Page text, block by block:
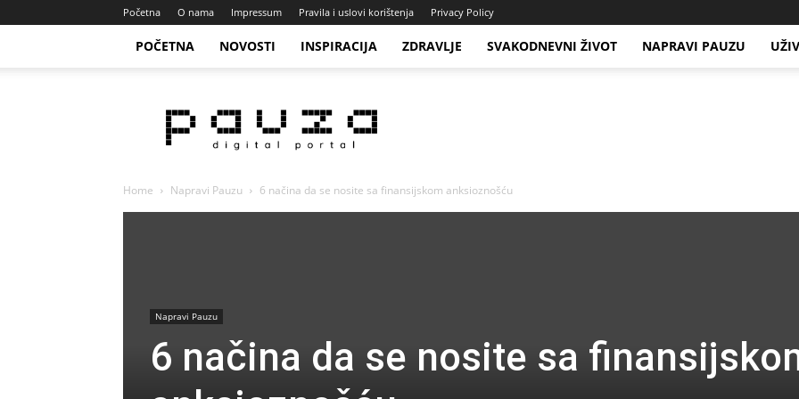
Početna O nama Impressum Pravila i uslovi korištenja Privacy Policy
POČETNA NOVOSTI INSPIRACIJA ZDRAVLJE SVAKODNEVNI ŽIVOT NAPRAVI PAUZU
Portal
Home Napravi Pauzu 6 načina da se nosite sa finansijskom anksioznošću
Napravi Pauzu
6 načina da se nosite sa